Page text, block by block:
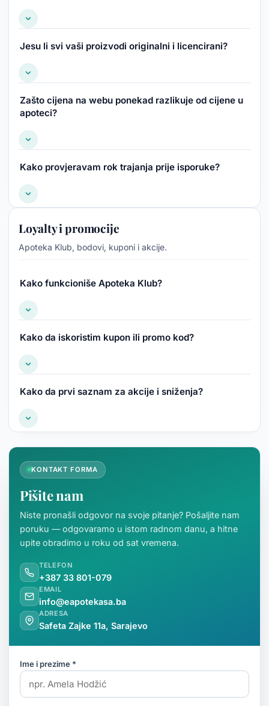
Jesu li svi vaši proizvodi originalni i licencirani?
Zašto cijena na webu ponekad razlikuje od cijene u
apoteci?
Kako provjeravam rok trajanja prije isporuke?
Loyalty i promocije
Apoteka Klub, bodovi, kuponi i akcije.
Kako funkcioniše Apoteka Klub?
Kako da iskoristim kupon ili promo kod?
Kako da prvi saznam za akcije i sniženja?
KONTAKT FORMA
Pišite nam
Niste pronašli odgovor na svoje pitanje? Pošaljite nam
poruku — odgovaramo u istom radnom danu, a hitne
upite obradimo u roku od sat vremena.
TELEFON
+387 33 801-079
EMAIL
info@eapotekasa.ba
ADRESA
Safeta Zajke 11a, Sarajevo
Ime i prezime *